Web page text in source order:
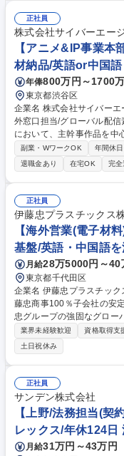
正社員
株式会社サイバーエー
【アニメ&IP事業本
材納品/英語or中国
年俸800万円～1700
東京都渋谷区
企業名 株式会社サイバーエージェント 求人名 【ア
外窓口担当/グローバル配信素材納品/英
において、主幹事作品を中
ただきます。特に、素材
います。 【具体的な業務】 ■海外の配信プラットフォームへの配信素材の
納品業務 ・海外のライセ
員会の窓口業務 ・納品業務設計や業
P事業本部】海外窓口担当/
副業・WワークOK 年間休
退職金あり
在宅OK 完全
正社員
伊藤忠プラスチックス
【海外営業(電子材
基盤/英語・中国語
月給28万5000円～40
東京都千代田区
企業名 伊藤忠プラスチックス株式会社 求人名 【海
藤忠商事100％子会社の安定基盤/
忠グループの強固なグロー
イ製造会社に向けた、電
界のモノづくりを牽引していただきます。 【具
に加え、半導体や環境エネ
グループの海外現地法人と
行 ■東アジアを中心とした
の積極的な開拓と深耕 ■市
リューションの企画立案・提供 募集職種 【海外営業(電子材料)
事100％子会社の安定基盤
業界未経験歓迎 資格取得支
土日祝休み
正社員
サンデン株式会社
【上野/法務担当(契
レックス/年休124日
月給31万円～43万円